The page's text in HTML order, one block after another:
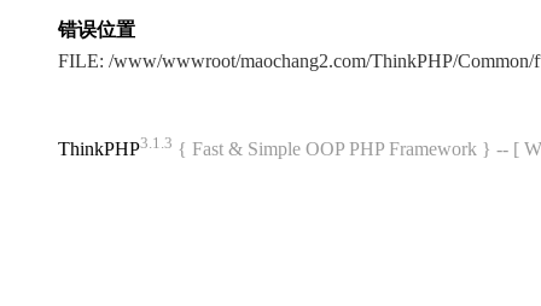
错误位置
FILE: /www/wwwroot/maochang2.com/ThinkPHP/
ThinkPHP3.1.3 { Fast & Simple OOP PHP Framework } -- [